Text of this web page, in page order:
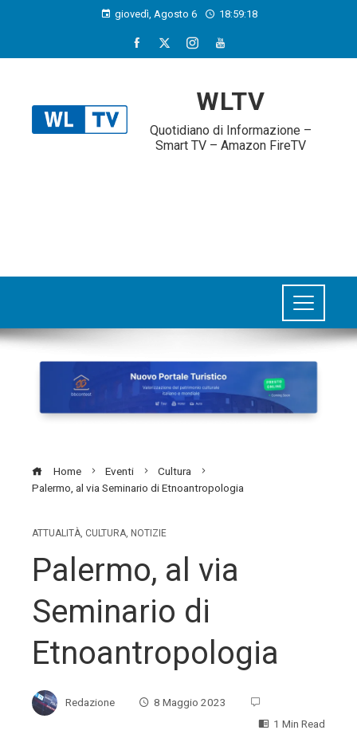
giovedì, Agosto 6 18:59:19
WLTV
Quotidiano di Informazione –
Smart TV – Amazon FireTV
Home Eventi
Cultura
Palermo, al via Seminario di Etnoantropologia
ATTUALITÀ, CULTURA, NOTIZIE
Palermo, al via
Seminario di
Etnoantropologia
Redazione
8 Maggio 2023
1 Min Read